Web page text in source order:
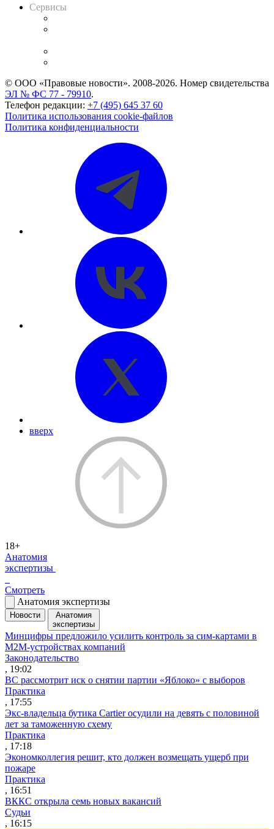
Сервисы
© ООО «Правовые новости». 2008-2026. Номер свидетельства
ЭЛ № ФС 77 - 79910.
Телефон редакции: +7 (495) 645 37 60
Политика использования cookie-файлов
Политика конфиденциальности
вверх
18+
Анатомия
экспертизы
Смотреть
Анатомия экспертизы
Новости
Анатомия
экспертизы
Минцифры предложило усилить контроль за сим-картами в
M2M-устройствах компаний
Законодательство
, 19:02
ВС рассмотрит иск о снятии партии «Яблоко» с выборов
Практика
, 17:55
Экс-владельца бутика Cartier осудили на девять с половиной
лет за таможенную схему
Практика
, 17:18
Экономколлегия решит, кто должен возмещать ущерб при
пожаре
Практика
, 16:51
ВККС открыла семь новых вакансий
Судьи
, 16:15